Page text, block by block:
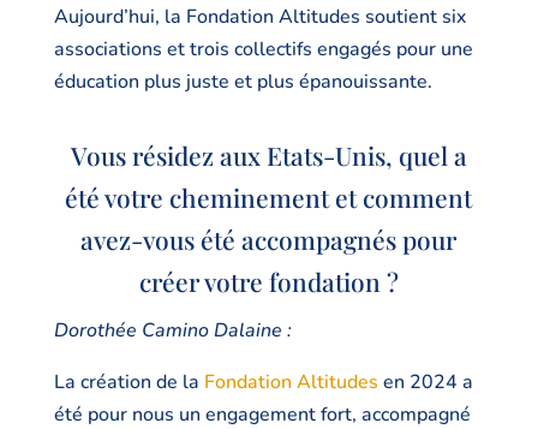
Aujourd’hui, la Fondation Altitudes soutient six
associations et trois collectifs engagés pour une
éducation plus juste et plus épanouissante.
Vous résidez aux Etats-Unis, quel a
été votre cheminement et comment
avez-vous été accompagnés pour
créer votre fondation ?
Dorothée Camino Dalaine :
La création de la Fondation Altitudes en 2024 a
été pour nous un engagement fort, accompagné